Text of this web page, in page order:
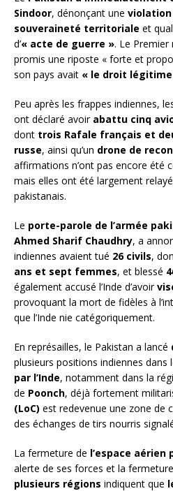
Sindoor, dénonçant une
souveraineté territoriale et
d’« acte de guerre ». Le Premier
promis une riposte « forte et
son pays avait « le droit
Peu après les frappes indiennes,
ont déclaré avoir abattu cinq
dont trois Rafale français et
russe, ainsi qu’un drone de
affirmations n’ont pas encore été
mais elles ont été largement
pakistanais.
Le porte-parole de l’armée
Ahmed Sharif Chaudhry, a
indiennes avaient tué 26 civils,
ans et sept femmes, et blessé
également accusé l’Inde d’avoir
provoquant la mort de fidèles à
que l’Inde nie catégoriquement.
En représailles, le Pakistan a lancé
plusieurs positions indiennes dans
par l’Inde, notamment dans la
de Poonch, déjà fortement
(LoC) est redevenue une zone de
des échanges de tirs nourris
La fermeture de l’espace aérien
alerte de ses forces et la
plusieurs régions indiquent que